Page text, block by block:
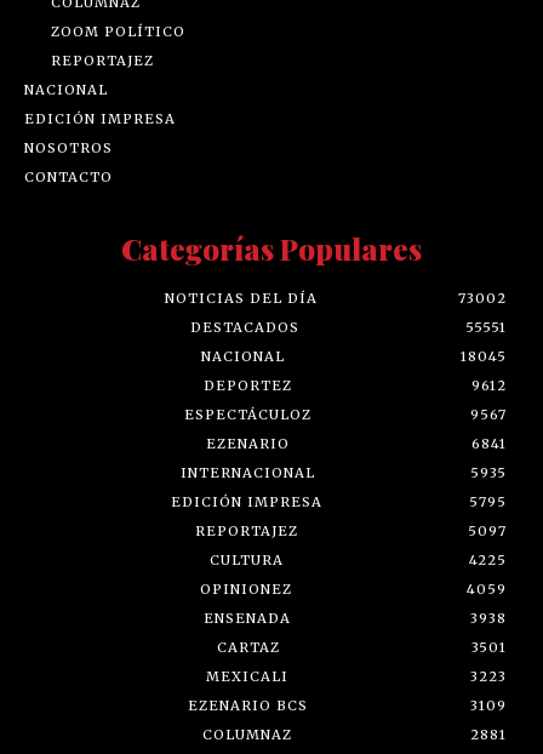
ZOOM POLÍTICO
REPORTAJEZ
NACIONAL
EDICIÓN IMPRESA
NOSOTROS
CONTACTO
Categorías Populares
NOTICIAS DEL DÍA
73002
DESTACADOS
55551
NACIONAL
18045
DEPORTEZ
9612
ESPECTÁCULOZ
9567
EZENARIO
6841
INTERNACIONAL
5935
EDICIÓN IMPRESA
5795
REPORTAJEZ
5097
CULTURA
4225
OPINIONEZ
4059
ENSENADA
3938
CARTAZ
3501
MEXICALI
3223
EZENARIO BCS
3109
COLUMNAZ
2881